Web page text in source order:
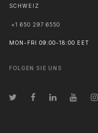
SCHWEIZ
+1 650 297 6550
MON-FRI 09:00-18:00 EET
FOLGEN SIE UNS